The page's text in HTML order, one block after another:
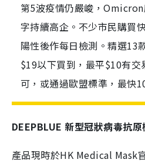
第5波疫情仍嚴峻，
字持續高企。不少市民購買
陽性後作每日檢測。精選13
$19以下買到，最平$10有
可，或通過歐盟標準，最快
DEEPBLUE 新型冠狀病毒抗
產品現時於HK Medical Mask